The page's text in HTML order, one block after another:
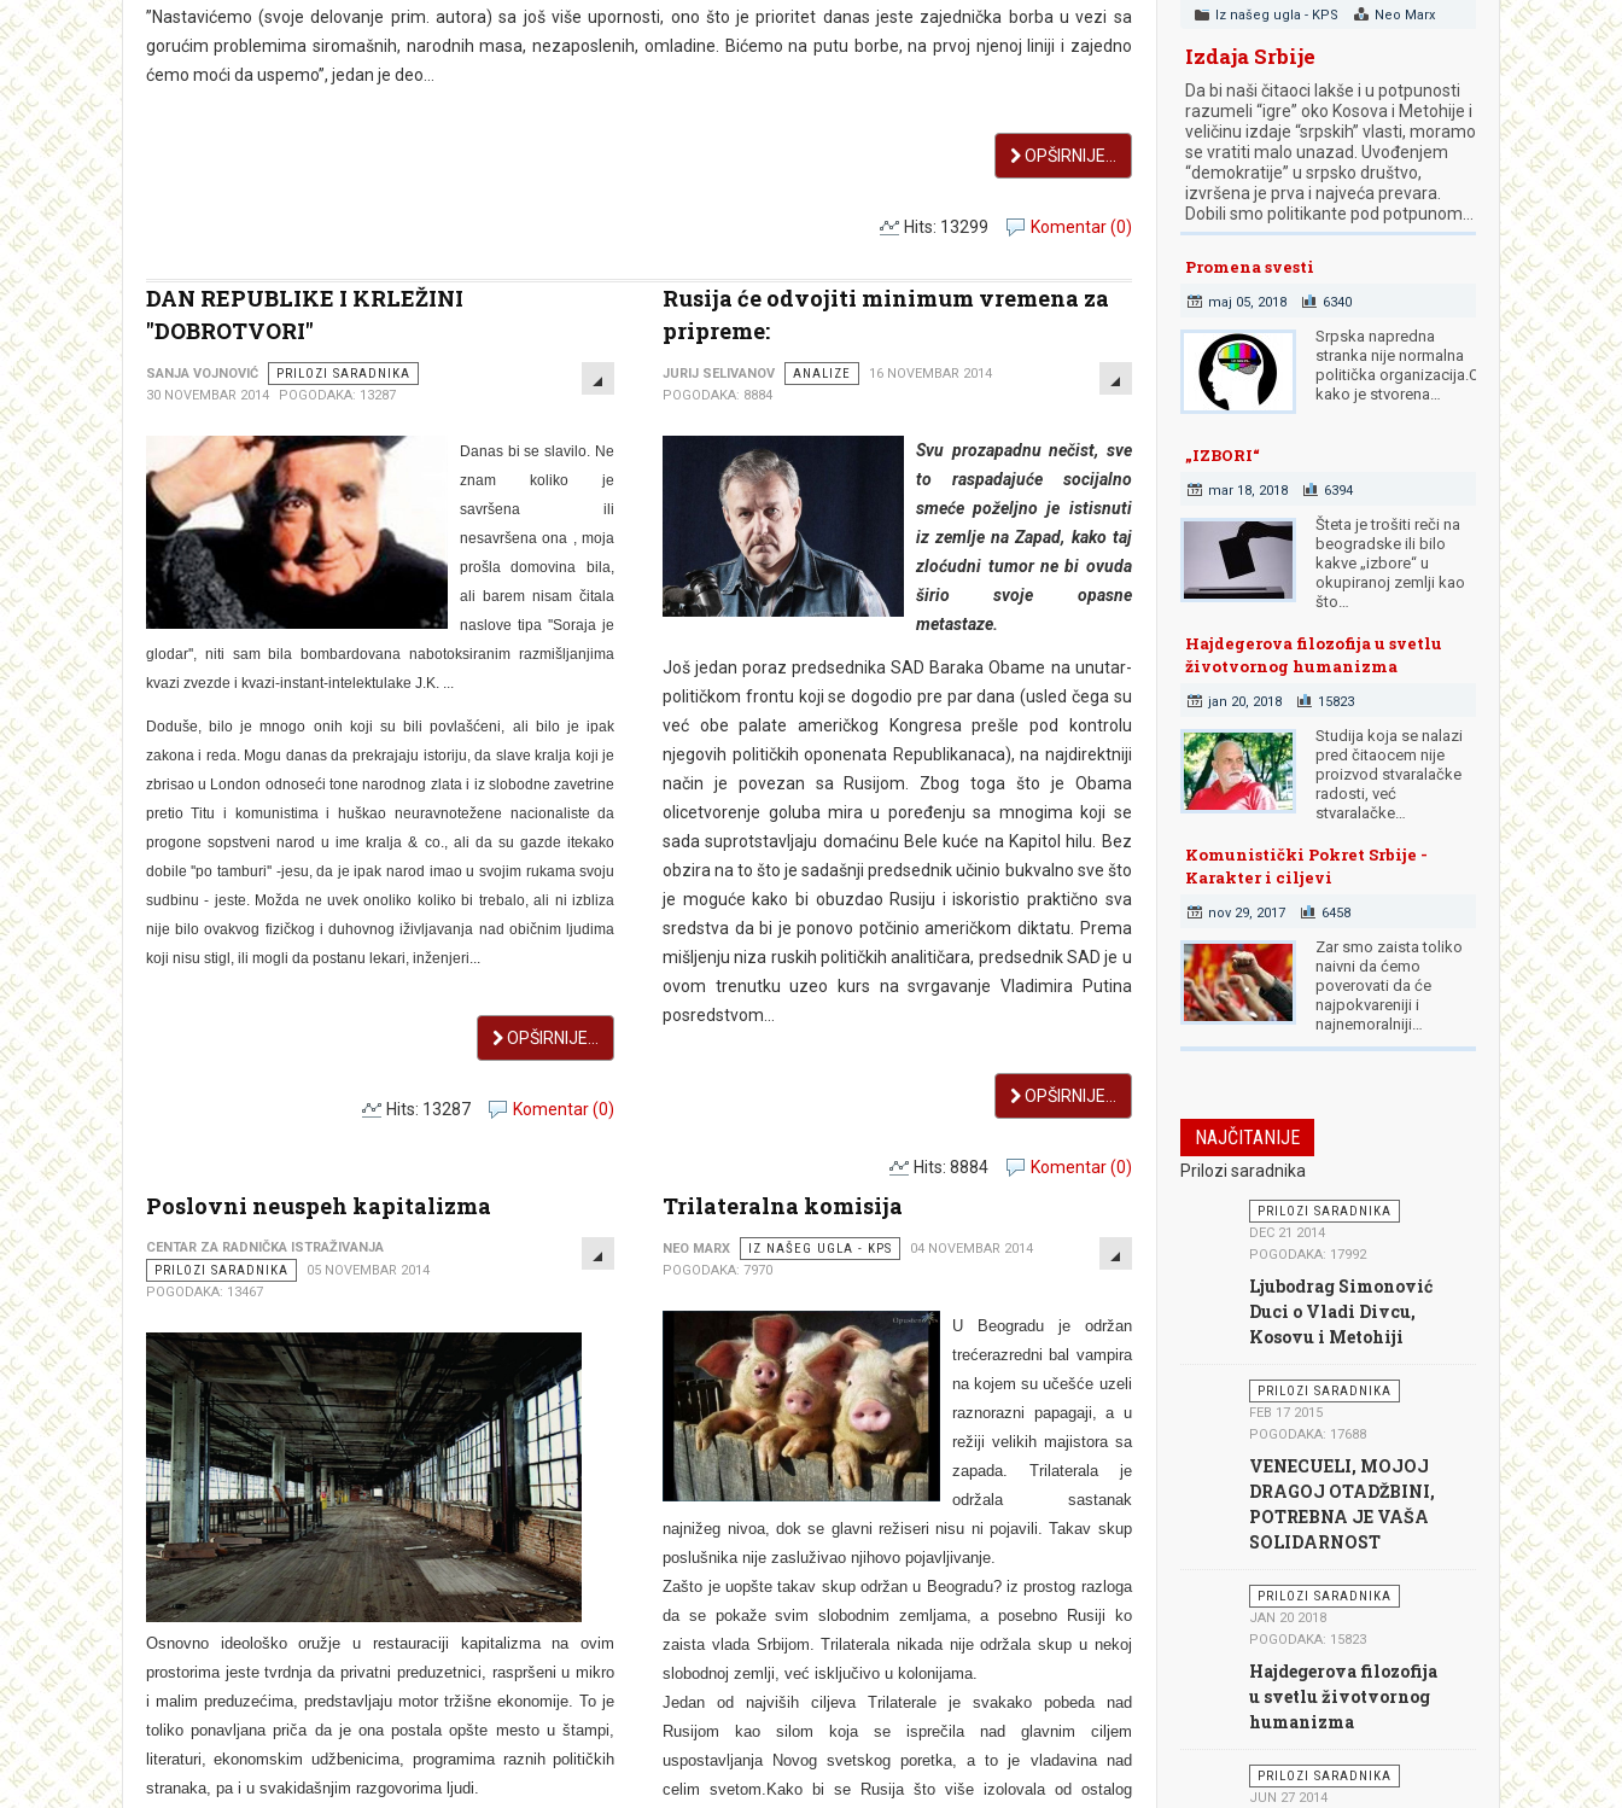
’’Nastavićemo (svoje delovanje prim. autora) sa još više upornosti, ono što je prioritet danas jeste zajednička borba u vezi sa
gorućim problemima siromašnih, narodnih masa, nezaposlenih, omladine. Bićemo na putu borbe, na prvoj njenoj liniji i zajedno
ćemo moći da uspemo’’, jedan je deo...
OPŠIRNIJE...
Komentar (0)
Hits: 13299
DAN REPUBLIKE I KRLEŽINI
''DOBROTVORI''
EMPTY
SANJA VOJNOVIĆ
PRILOZI SARADNIKA
30 NOVEMBAR 2014
POGODAKA: 13287
Danas bi se slavilo. Ne
znam koliko je
savršena ili
nesavršena ona , moja
prošla domovina bila,
ali barem nisam čitala
naslove tipa ''Soraja je
glodar'', niti sam bila bombardovana nabotoksiranim razmišljanjima
kvazi zvezde i kvazi-instant-intelektulake J.K. ...
Doduše, bilo je mnogo onih koji su bili povlašćeni, ali bilo je ipak
zakona i reda. Mogu danas da prekrajaju istoriju, da slave kralja koji je
zbrisao u London odnoseći tone narodnog zlata i iz slobodne zavetrine
pretio Titu i komunistima i huškao neuravnotežene nacionaliste da
progone sopstveni narod u ime kralja & co., ali da su gazde itekako
dobile ''po tamburi'' -jesu, da je ipak narod imao u svojim rukama svoju
sudbinu - jeste. Možda ne uvek onoliko koliko bi trebalo, ali ni izbliza
nije bilo ovakvog fizičkog i duhovnog iživljavanja nad običnim ljudima
koji nisu stigl, ili mogli da postanu lekari, inženjeri...
OPŠIRNIJE...
Komentar (0)
Hits: 13287
Rusija će odvojiti minimum vremena za
pripreme:
EMPTY
JURIJ SELIVANOV ANALIZE
16 NOVEMBAR 2014
POGODAKA: 8884
Svu prozapadnu nečist, sve
to raspadajuće socijalno
smeće poželjno je istisnuti
iz zemlje na Zapad, kako taj
zloćudni tumor ne bi ovuda
širio svoje opasne
metastaze.
Još jedan poraz predsednika SAD Baraka Obame na unutar-
političkom frontu koji se dogodio pre par dana (usled čega su
već obe palate američkog Kongresa prešle pod kontrolu
njegovih političkih oponenata Republikanaca), na najdirektniji
način je povezan sa Rusijom. Zbog toga što je Obama
olicetvorenje goluba mira u poređenju sa mnogima koji se
sada suprotstavljaju domaćinu Bele kuće na Kapitol hilu. Bez
obzira na to što je sadašnji predsednik učinio bukvalno sve što
je moguće kako bi obuzdao Rusiju i iskoristio praktično sva
sredstva da bi je ponovo potčinio američkom diktatu. Prema
mišljenju niza ruskih političkih analitičara, predsednik SAD je u
ovom trenutku uzeo kurs na svrgavanje Vladimira Putina
posredstvom...
OPŠIRNIJE...
Komentar (0)
Hits: 8884
Poslovni neuspeh kapitalizma
EMPTY
CENTAR ZA RADNIČKA ISTRAŽIVANJA
PRILOZI SARADNIKA
05 NOVEMBAR 2014
POGODAKA: 13467
Osnovno ideološko oružje u restauraciji kapitalizma na ovim
prostorima jeste tvrdnja da privatni preduzetnici, raspršeni u mikro
i malim preduzećima, predstavljaju motor tržišne ekonomije. To je
toliko ponavljana priča da je ona postala opšte mesto u štampi,
literaturi, ekonomskim udžbenicima, programima raznih političkih
stranaka, pa i u svakidašnjim razgovorima ljudi.
Trilateralna komisija
EMPTY
NEO MARX IZ NAŠEG UGLA - KPS
04 NOVEMBAR 2014
POGODAKA: 7970
U Beogradu je održan
trećerazredni bal vampira
na kojem su učešće uzeli
raznorazni papagaji, a u
režiji velikih majistora sa
zapada. Trilaterala je
održala sastanak
najnižeg nivoa, dok se glavni režiseri nisu ni pojavili. Takav skup
poslušnika nije zasluživao njihovo pojavljivanje.
Zašto je uopšte takav skup održan u Beogradu? iz prostog razloga
da se pokaže svim slobodnim zemljama, a posebno Rusiji ko
zaista vlada Srbijom. Trilaterala nikada nije održala skup u nekoj
slobodnoj zemlji, već isključivo u kolonijama.
Jedan od najviših ciljeva Trilaterale je svakako pobeda nad
Rusijom kao silom koja se isprečila nad glavnim ciljem
uspostavljanja Novog svetskog poretka, a to je vladavina nad
celim svetom.Kako bi se Rusija što više izolovala od ostalog
Iz našeg ugla - KPS Neo Marx
Izdaja Srbije
Da bi naši čitaoci lakše i u potpunosti
razumeli “igre” oko Kosova i Metohije i
veličinu izdaje “srpskih” vlasti, moramo
se vratiti malo unazad. Uvođenjem
“demokratije” u srpsko društvo,
izvršena je prva i najveća prevara.
Dobili smo politikante pod potpunom…
Promena svesti
maj 05, 2018 6340
Srpska napredna
stranka nije normalna
politička organizacija.Od
kako je stvorena…
„IZBORI“
mar 18, 2018 6394
Šteta je trošiti reči na
beogradske ili bilo
kakve „izbore“ u
okupiranoj zemlji kao
što…
Hajdegerova filozofija u svetlu
životvornog humanizma
jan 20, 2018 15823
Studija koja se nalazi
pred čitaocem nije
proizvod stvaralačke
radosti, već
stvaralačke…
Komunistički Pokret Srbije -
Karakter i ciljevi
nov 29, 2017 6458
Zar smo zaista toliko
naivni da ćemo
poverovati da će
najpokvareniji i
najnemoralniji…
NAJČITANIJE
Prilozi saradnika
PRILOZI SARADNIKA
DEC 21 2014
POGODAKA: 17992
Ljubodrag Simonović
Duci o Vladi Divcu,
Kosovu i Metohiji
PRILOZI SARADNIKA
FEB 17 2015
POGODAKA: 17688
VENECUELI, MOJOJ
DRAGOJ OTADŽBINI,
POTREBNA JE VAŠA
SOLIDARNOST
PRILOZI SARADNIKA
JAN 20 2018
POGODAKA: 15823
Hajdegerova filozofija
u svetlu životvornog
humanizma
PRILOZI SARADNIKA
JUN 27 2014